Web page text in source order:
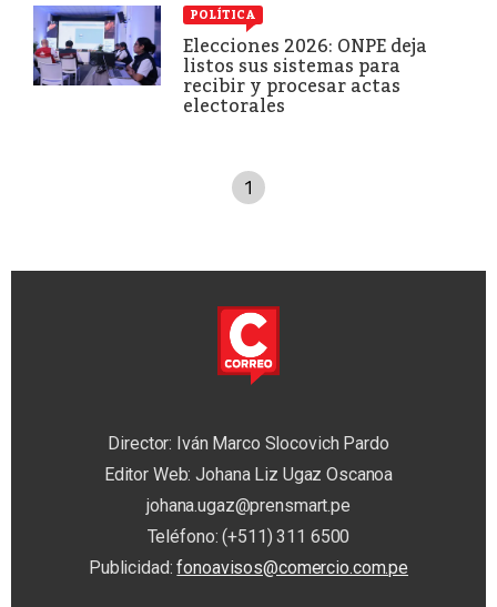
POLÍTICA
Elecciones 2026: ONPE deja
listos sus sistemas para
recibir y procesar actas
electorales
1
Director: Iván Marco Slocovich Pardo
Editor Web: Johana Liz Ugaz Oscanoa
johana.ugaz@prensmart.pe
Teléfono: (+511) 311 6500
Publicidad:fonoavisos@comercio.com.pe